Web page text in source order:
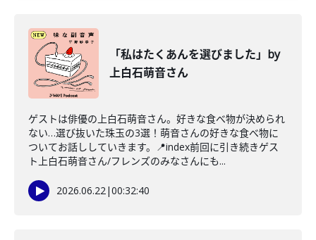
「私はたくあんを選びました」by
上白石萌音さん
ゲストは俳優の上白石萌音さん。好きな食べ物が決められ
ない…選び抜いた珠玉の3選！萌音さんの好きな食べ物に
ついてお話ししていきます。📍index前回に引き続きゲス
ト上白石萌音さん/フレンズのみなさんにも...
2026.06.22|00:32:40